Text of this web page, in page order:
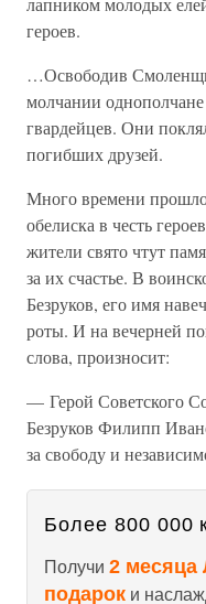
героев.
…Освободив
молчании
гвардейцев. Они
погибших друзей.
Много времени
обелиска в честь
жители свято чтут
за их счастье. В
Безруков, его имя
роты. И на вечерней
слова, произносит:
— Герой Советского
Безруков Филипп
за свободу и
Более 800 000
Получи 2 месяца
подарок и